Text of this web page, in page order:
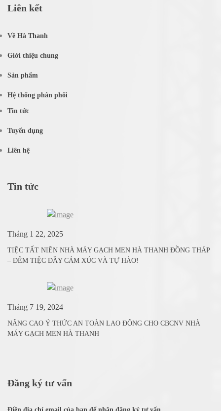
Liên kết
Về Hà Thanh
Giới thiệu chung
Sản phẩm
Hệ thống phân phối
Tin tức
Tuyển dụng
Liên hệ
Tin tức
Tháng 1 22, 2025
TIỆC TẤT NIÊN NHÀ MÁY GẠCH MEN HÀ THANH ĐỒNG THÁP
– ĐÊM TIỆC ĐẦY CẢM XÚC VÀ TỰ HÀO!
Tháng 7 19, 2024
NÂNG CAO Ý THỨC AN TOÀN LAO ĐỘNG CHO CBCNV NHÀ
MÁY GẠCH MEN HÀ THANH
Đăng ký tư vấn